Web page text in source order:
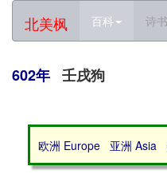
北美枫 百科 诗
602年 壬戌狗
欧洲 Europe 亚洲 Asia